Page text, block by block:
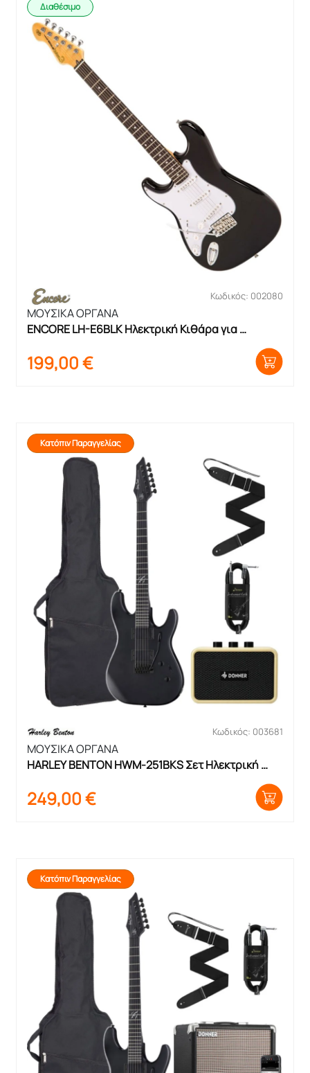
Διαθέσιμο
Κωδικός: 002080
ΜΟΥΣΙΚΑ ΟΡΓΑΝΑ
ENCORE LH-E6BLK Ηλεκτρική Κιθάρα για
199,00€
Κατόπιν Παραγγελίας
Κωδικός: 003681
ΜΟΥΣΙΚΑ ΟΡΓΑΝΑ
HARLEY BENTON HWM-251BKS Σετ Ηλεκτρική
249,00€
Κατόπιν Παραγγελίας